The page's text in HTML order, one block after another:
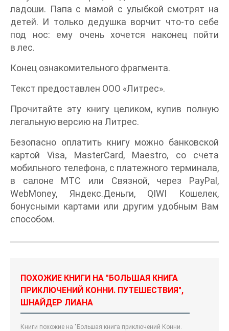
ладоши. Папа с мамой с улыбкой смотрят на
детей. И только дедушка ворчит что-то себе
под нос: ему очень хочется наконец пойти
в лес.
Конец ознакомительного фрагмента.
Текст предоставлен ООО «Литрес».
Прочитайте эту книгу целиком, купив полную
легальную версию на Литрес.
Безопасно оплатить книгу можно банковской
картой Visa, MasterCard, Maestro, со счета
мобильного телефона, с платежного терминала,
в салоне МТС или Связной, через PayPal,
WebMoney, Яндекс.Деньги, QIWI Кошелек,
бонусными картами или другим удобным Вам
способом.
ПОХОЖИЕ КНИГИ НА "БОЛЬШАЯ КНИГА
ПРИКЛЮЧЕНИЙ КОННИ. ПУТЕШЕСТВИЯ",
ШНАЙДЕР ЛИАНА
Книги похожие на "Большая книга приключений Конни.